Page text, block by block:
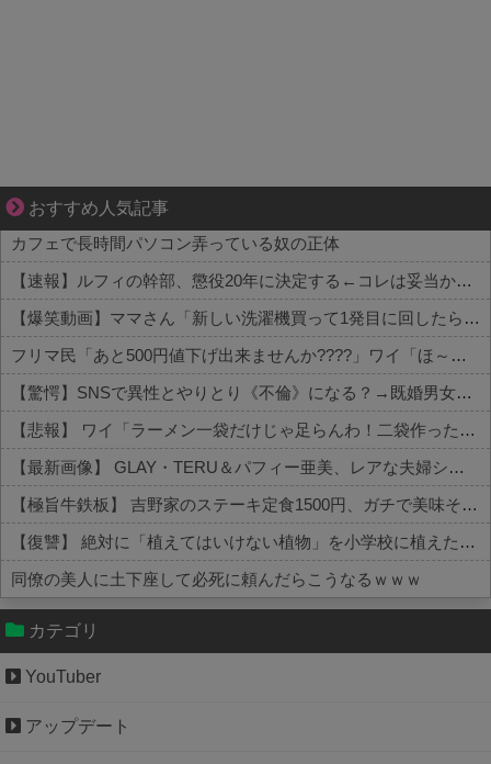
おすすめ人気記事
小さなすれ違いが、夫を追い詰めていく
カフェで長時間パソコン弄っている奴の正体
【速報】ルフィの幹部、懲役20年に決定する←コレは妥当か？？？？？？？
【爆笑動画】ママさん「新しい洗濯機買って1発目に回したらコレw」←こwれwはw w w w w w w w w w
フリマ民「あと500円値下げ出来ませんか????」ワイ「ほ～い購入ｗ」
【驚愕】SNSで異性とやりとり《不倫》になる？→既婚男女の約7割がまさかの『こう』回答してしまうw w w w w w w w
【悲報】 ワイ「ラーメン一袋だけじゃ足らんわ！二袋作ったろ！」→結果ｗｗｗ
【最新画像】 GLAY・TERU＆パフィー亜美、レアな夫婦ショットを公開してしまう！
【極旨牛鉄板】 吉野家のステーキ定食1500円、ガチで美味そうｗｗｗ
【復讐】 絶対に「植えてはいけない植物」を小学校に植えた→20年経って見に行くと…「！？」衝撃の光景が・・・
同僚の美人に土下座して必死に頼んだらこうなるｗｗｗ
Powered by livedoor 相互RSS
カテゴリ
YouTuber
アップデート